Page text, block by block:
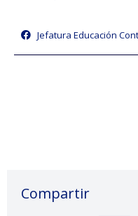
Jefatura Educación
Compartir